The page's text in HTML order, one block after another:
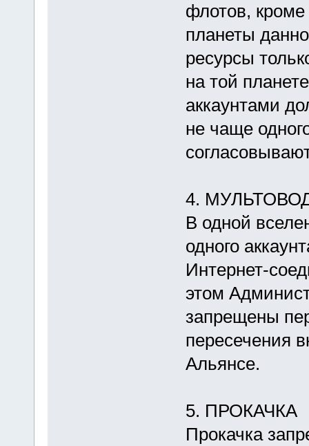
флотов, кроме
планеты
ресурсы
на той
аккаунтами
не чаще
4.
В одной
одного
Интернет-
этом
запрещены
пересечения
Альянсе.
5. ПРОКАЧКА
Прокачка